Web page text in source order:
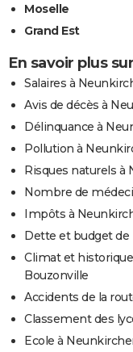
Moselle
Grand Est
En savoir plus
Salaires à
Avis de décès à
Délinquance à
Pollution à
Risques naturels à
Nombre de
Impôts à
Dette et budget
Climat et
Bouzonville
Accidents de la
Classement des
Ecole à